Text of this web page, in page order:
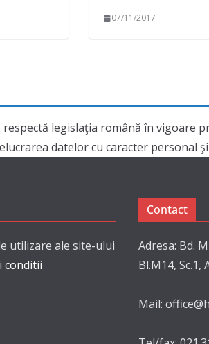
07/11/2017
respectă legislaţia română în
datelor cu caracter personal
utilizare ale site-ului
conditii
Contact
Adresa: Bd.
Bl.M14, Sc.1,
Mail: